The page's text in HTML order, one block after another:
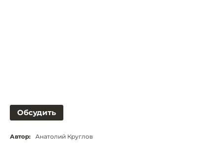
Обсудить
Автор: Анатолий Круглов